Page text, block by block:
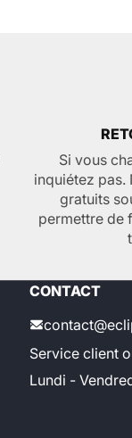
Si vous
inquiétez pas.
gratuits
permettre de
CONTACT
Service client
Lundi -